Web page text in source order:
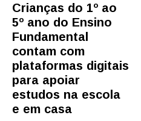
Crianças do 1º ao
5º ano do Ensino
Fundamental
contam com
plataformas digitais
para apoiar
estudos na escola
e em casa